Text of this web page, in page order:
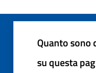
Quanto sono
su questa